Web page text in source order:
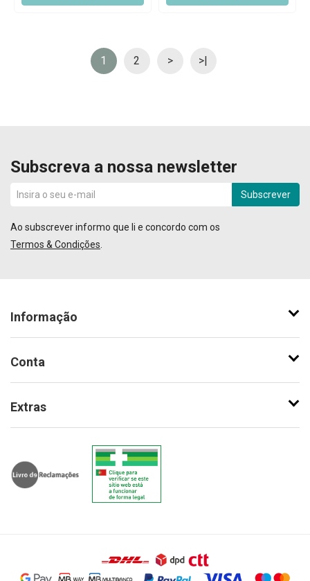
1 2 > >|
Subscreva a nossa newsletter
Subscrever
Ao subscrever informo que li e concordo com os
Termos & Condições
Informação
Conta
Extras